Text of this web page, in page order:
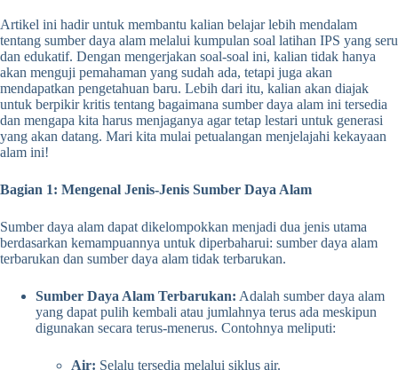
Artikel ini hadir untuk membantu kalian belajar lebih mendalam
tentang sumber daya alam melalui kumpulan soal latihan IPS yang seru
dan edukatif. Dengan mengerjakan soal-soal ini, kalian tidak hanya
akan menguji pemahaman yang sudah ada, tetapi juga akan
mendapatkan pengetahuan baru. Lebih dari itu, kalian akan diajak
untuk berpikir kritis tentang bagaimana sumber daya alam ini tersedia
dan mengapa kita harus menjaganya agar tetap lestari untuk generasi
yang akan datang. Mari kita mulai petualangan menjelajahi kekayaan
alam ini!
Bagian 1: Mengenal Jenis-Jenis Sumber Daya Alam
Sumber daya alam dapat dikelompokkan menjadi dua jenis utama
berdasarkan kemampuannya untuk diperbaharui: sumber daya alam
terbarukan dan sumber daya alam tidak terbarukan.
Sumber Daya Alam Terbarukan: Adalah sumber daya alam
yang dapat pulih kembali atau jumlahnya terus ada meskipun
digunakan secara terus-menerus. Contohnya meliputi:
Air: Selalu tersedia melalui siklus air.